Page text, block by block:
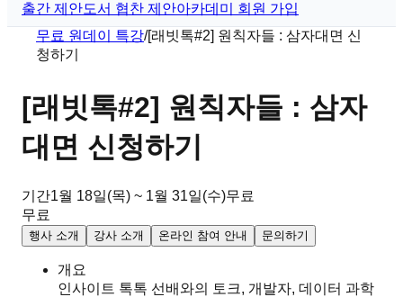
출간 제안도서 협찬 제안아카데미 회원 가입
무료 원데이 특강/[래빗톡#2] 원칙자들 : 삼자대면 신
청하기
[래빗톡#2] 원칙자들 : 삼자
대면 신청하기
기간1월 18일(목) ~ 1월 31일(수)무료
무료
행사 소개 강사 소개 온라인 참여 안내 문의하기
개요
인사이트 톡톡 선배와의 토크, 개발자, 데이터 과학